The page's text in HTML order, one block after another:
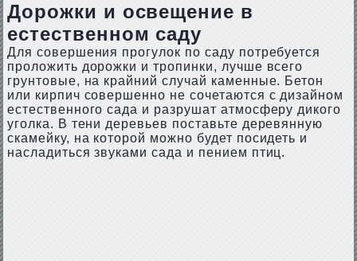
Дорожки и освещение в
естественном саду
Для совершения прогулок по саду потребуется
проложить дорожки и тропинки, лучше всего
грунтовые, на крайний случай каменные. Бетон
или кирпич совершенно не сочетаются с дизайном
естественного сада и разрушат атмосферу дикого
уголка. В тени деревьев поставьте деревянную
скамейку, на которой можно будет посидеть и
насладиться звуками сада и пением птиц.